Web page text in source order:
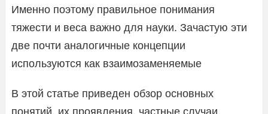
Именно поэтому правильное понимания
тяжести и веса важно для науки. Зачастую эти
две почти аналогичные концепции
используются как взаимозаменяемые
В этой статье приведен обзор основных
понятий, их проявления, частные случаи,